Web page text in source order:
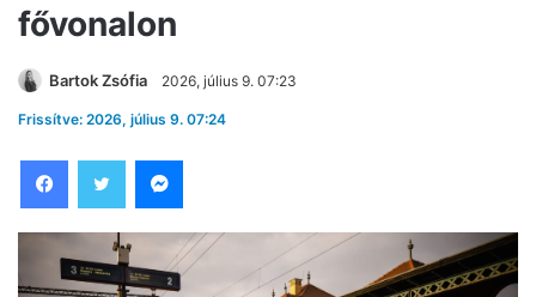
fővonalon
Bartok Zsófia 2026, július 9. 07:23
Frissítve: 2026, július 9. 07:24